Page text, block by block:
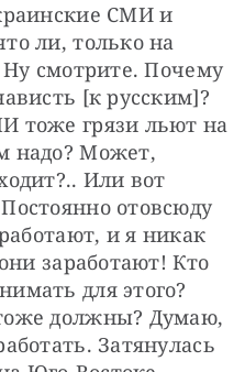
СМИ и
ли, только на
Ну смотрите. Почему
[к русским]?
тоже грязи льют на
надо? Может,
Или вот
отовсюду
и я никак
заработают! Кто
для этого?
должны? Думаю,
Затянулась